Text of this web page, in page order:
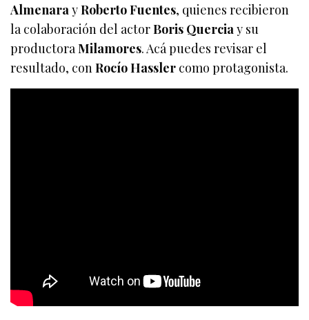
Almenara yRoberto Fuentes, quienes recibieron
la colaboración del actorBoris Quercia y su
productoraMilamores. Acá puedes revisar el
resultado, conRocío Hassler como protagonista.